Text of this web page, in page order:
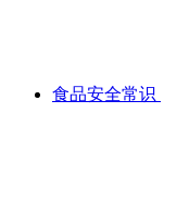
食品安全常识